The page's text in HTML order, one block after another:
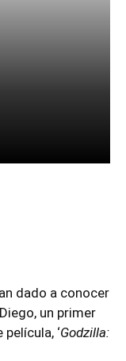
dado a conocer
un primer
‘Godzilla: